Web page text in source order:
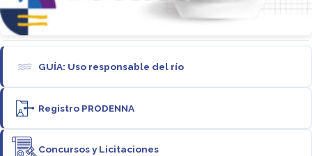
GUÍA: Uso responsable del río
Registro PRODENNA
Concursos y Licitaciones